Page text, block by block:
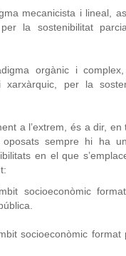
mecanicista i lineal,
la sostenibilitat
orgànic i
xarxàrquic, per la
a l’extrem, és a dir,
sempre hi ha
en el que
socioeconòmic
socioeconòmic